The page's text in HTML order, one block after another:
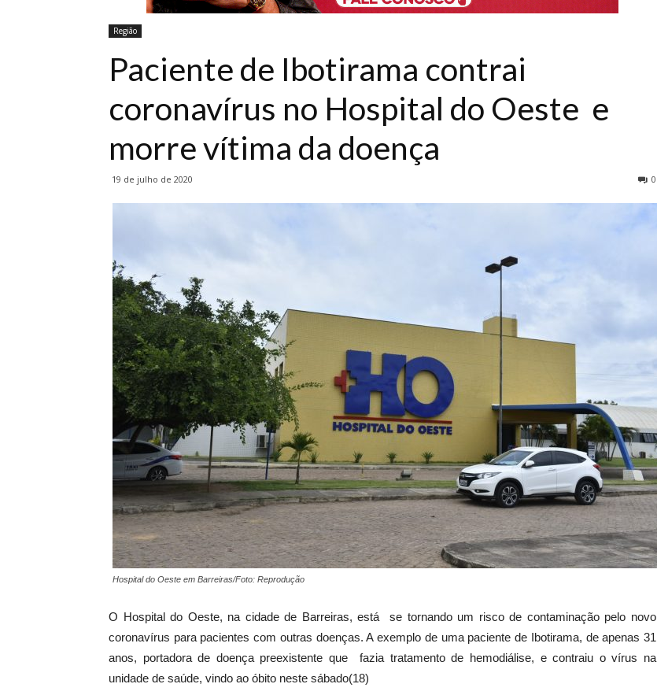
Região
Paciente de Ibotirama contrai
coronavírus no Hospital do Oeste e
morre vítima da doença
19 de julho de 2020 0
Hospital do Oeste em Barreiras/Foto: Reprodução
O Hospital do Oeste, na cidade de Barreiras, está se tornando um risco de contaminação pelo novo
coronavírus para pacientes com outras doenças. A exemplo de uma paciente de Ibotirama, de apenas 31
anos, portadora de doença preexistente que fazia tratamento de hemodiálise, e contraiu o vírus na
unidade de saúde, vindo ao óbito neste sábado(18)